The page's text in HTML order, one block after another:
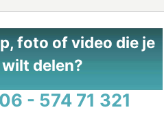
foto of video die je
delen?
06 - 574 71 321